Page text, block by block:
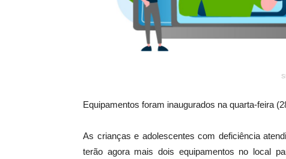
Equipamentos foram inaugurados na quarta-feira
As crianças e adolescentes com deficiência
terão agora mais dois equipamentos no local